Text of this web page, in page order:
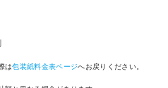
は包装紙料金表ページへお戻りください。